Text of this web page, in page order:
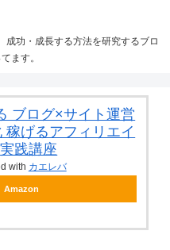
成功・成長する方法を研究するブロ
ます。
ブログ×サイト運営
稼げるアフィリエイ
実践講座
with カエレバ
Amazon